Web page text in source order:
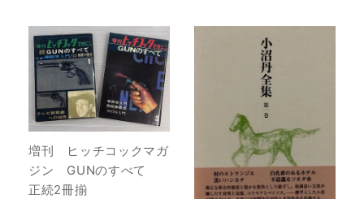
増刊 ヒッチコックマガ
ジン GUNのすべて
正続2冊揃